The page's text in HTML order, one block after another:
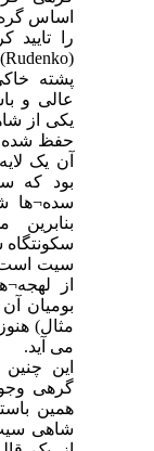
اساس گره
را تایید
پشته
عالی و
یکی از
حفظ شده
آن یک
بود که
سده¬ها
بنابرین
سکونتگاه
سیت است
از
بومیان آن
مثال)
می آید.
گرهی
همین